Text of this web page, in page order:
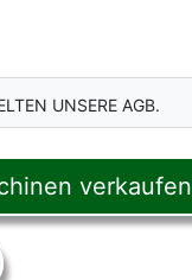
UNSERE AGB.
verkaufen